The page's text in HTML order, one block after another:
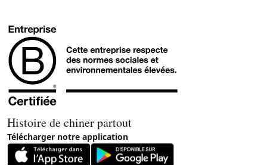
Histoire de chiner partout
Télécharger notre application